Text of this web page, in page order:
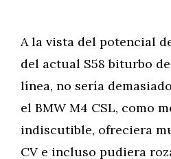
A la vista del potencial
del actual S58 biturbo
línea, no sería
el BMW M4 CSL, como
indiscutible, ofreciera
CV e incluso pudiera